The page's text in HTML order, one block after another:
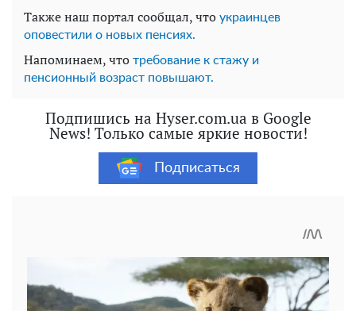
Также наш портал сообщал, что украинцев
оповестили о новых пенсиях.
Напоминаем, что требование к стажу и
пенсионный возраст повышают.
Подпишись на Hyser.com.ua в Google
News! Только самые яркие новости!
Подписаться